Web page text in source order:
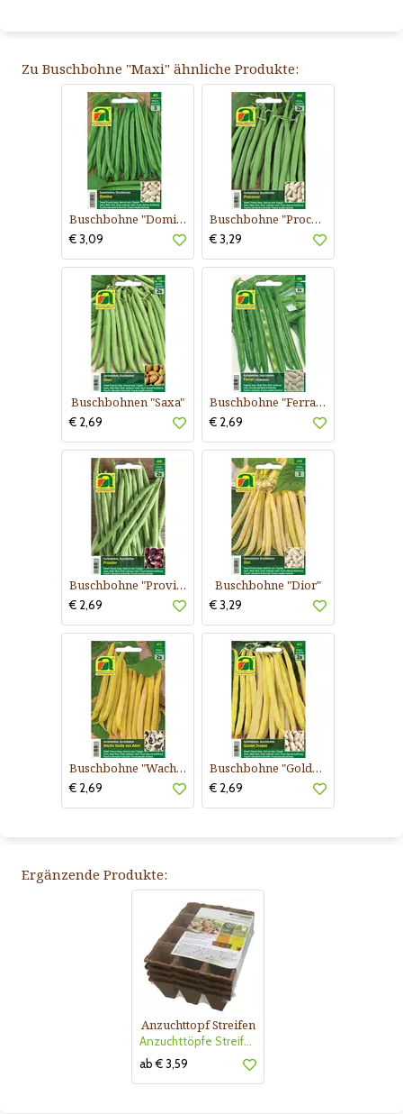
Zu Buschbohne "Maxi" ähnliche Produkte:
Buschbohne "Domino"
€ 3,09
Buschbohne "Processor"
€ 3,29
Buschbohnen "Saxa"
€ 2,69
Buschbohne "Ferrari"
€ 2,69
Buschbohne "Provider"
€ 2,69
Buschbohne "Dior"
€ 3,29
Buschbohne "Wachs Beste von Allen (Brittle Wax)"
€ 2,69
Buschbohne "Golden Teepee"
€ 2,69
Ergänzende Produkte:
Anzuchttopf Streifen
Anzuchttöpfe Streifen 6cm
ab € 3,59